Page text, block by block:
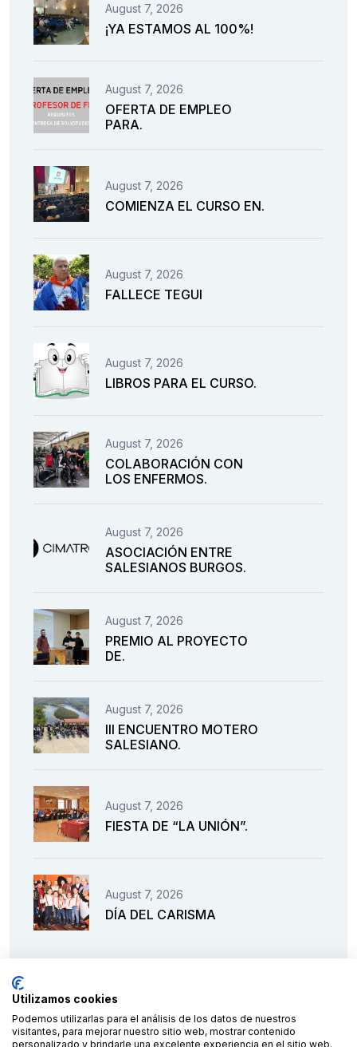
August 7, 2026
¡YA ESTAMOS AL 100%!
August 7, 2026
OFERTA DE EMPLEO
PARA.
August 7, 2026
COMIENZA EL CURSO EN.
August 7, 2026
FALLECE TEGUI
August 7, 2026
LIBROS PARA EL CURSO.
August 7, 2026
COLABORACIÓN CON
LOS ENFERMOS.
August 7, 2026
ASOCIACIÓN ENTRE
SALESIANOS BURGOS.
August 7, 2026
PREMIO AL PROYECTO
DE.
August 7, 2026
III ENCUENTRO MOTERO
SALESIANO.
August 7, 2026
FIESTA DE “LA UNIÓN”.
August 7, 2026
DÍA DEL CARISMA
Utilizamos cookies
Podemos utilizarlas para el análisis de los datos de nuestros
visitantes, para mejorar nuestro sitio web, mostrar contenido
personalizado y brindarle una excelente experiencia en el sitio web.